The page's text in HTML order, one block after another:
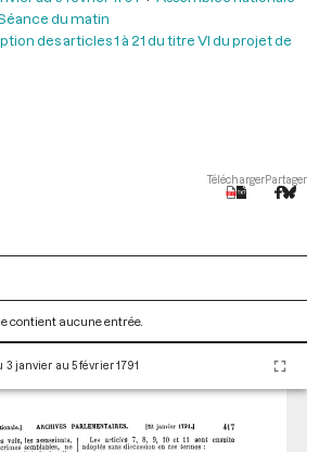
du matin
des articles 1 à 21 du titre Vl du projet de
TéléchargerPartager
contient aucune entrée.
3 janvier au 5 février 1791